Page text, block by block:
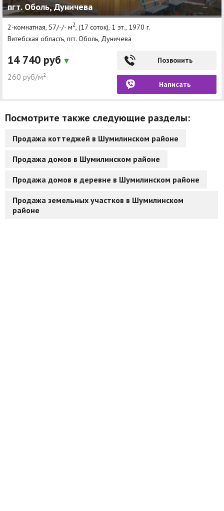
пгт. Оболь, Дуничева
2-комнатная, 57/-/- м2 , (17 соток), 1 эт., 1970 г.
Витебская область, пгт. Оболь, Дуничева
14 740 руб
260 руб/м²
Позвонить
Написать
Посмотрите также следующие разделы:
Продажа коттеджей в Шумилинском районе
Продажа домов в Шумилинском районе
Продажа домов в деревне в Шумилинском районе
Продажа земельных участков в Шумилинском
районе